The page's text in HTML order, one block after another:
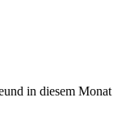
in diesem Monat